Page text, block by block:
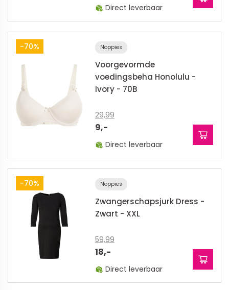
Direct leverbaar
-70% Noppies
Voorgevormde
voedingsbeha Honolulu -
Ivory - 70B
29,99
9,-
Direct leverbaar
-70% Noppies
Zwangerschapsjurk Dress -
Zwart - XXL
59,99
18,-
Direct leverbaar